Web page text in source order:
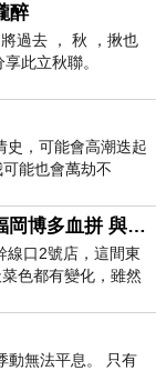
醉
過去 ， 秋 ，揪也
此立秋聯。
史，可能會高潮迭起
能也會萬劫不
心的罪
【2026-6廣島】Day 6 福岡博多血拼 與機場接送少年司機深夜對談
線口2號店，這間東
色都有變化，雖然
但
動無法平息。 只有